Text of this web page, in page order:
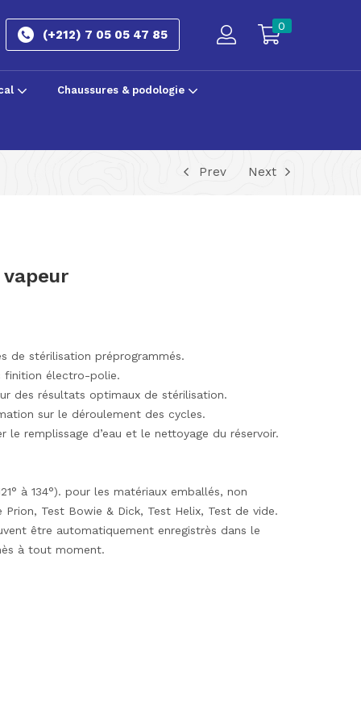
(+212) 7 05 05 47 85
0
Chaussures & podologie
Prev Next
de stérilisation préprogrammés.
finition électro-polie.
des résultats optimaux de stérilisation.
sur le déroulement des cycles.
remplissage d’eau et le nettoyage du réservoir.
à 134°). pour les matériaux emballés, non
Test Bowie & Dick, Test Helix, Test de vide.
être automatiquement enregistrès dans le
à tout moment.